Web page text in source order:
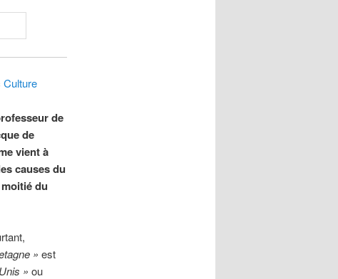
Culture
de
de
vient à
causes du
du
» est
» ou